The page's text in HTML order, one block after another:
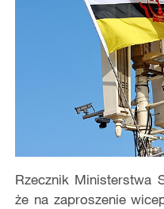
Rzecznik Ministerstwa
że na zaproszenie